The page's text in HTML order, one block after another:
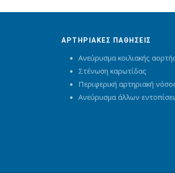
ΑΡΤΗΡΙΑΚΕΣ ΠΑΘΗΣΕΙΣ
Ανεύρυσμα κοιλιακής
Στένωση καρωτίδας
Περιφερική αρτηριακή
Ανεύρυσμα άλλων